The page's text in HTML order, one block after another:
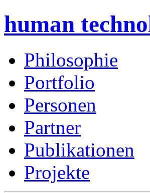
human
Philosophie
Portfolio
Personen
Partner
Publikationen
Projekte